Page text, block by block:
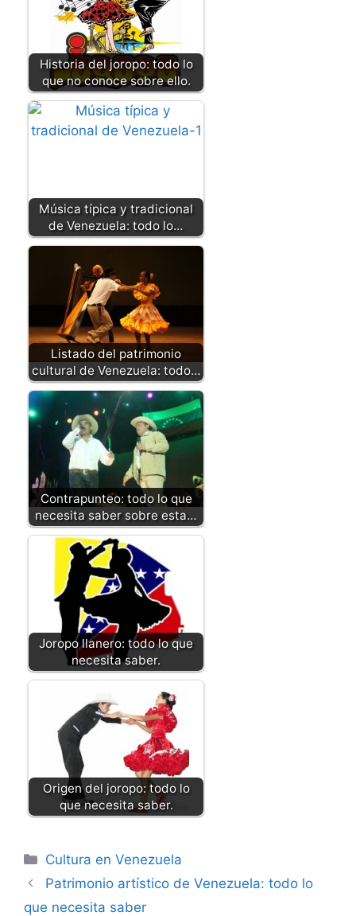
Historia del joropo: todo lo
que no conoce sobre ello.
Música típica y tradicional
de Venezuela: todo lo…
Listado del patrimonio
cultural de Venezuela: todo…
Contrapunteo: todo lo que
necesita saber sobre esta…
Joropo llanero: todo lo que
necesita saber.
Origen del joropo: todo lo
que necesita saber.
Categorías
Cultura en Venezuela
Patrimonio artístico de Venezuela: todo lo
que necesita saber